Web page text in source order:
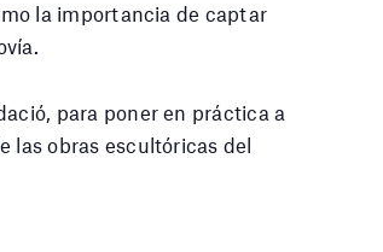
la importancia de captar
para poner en práctica a
las obras escultóricas del